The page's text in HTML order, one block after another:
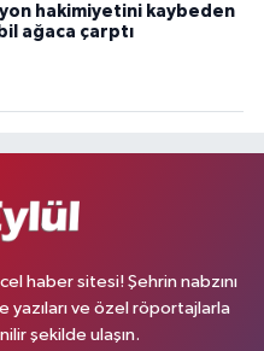
hakimiyetini kaybeden
ağaca çarptı
haber sitesi! Şehrin nabzını
yazıları ve özel röportajlarla
şekilde ulaşın.